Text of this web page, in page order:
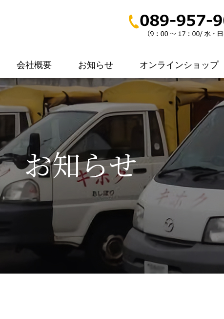
会社概要 お知らせ オンラインショップ
お知らせ